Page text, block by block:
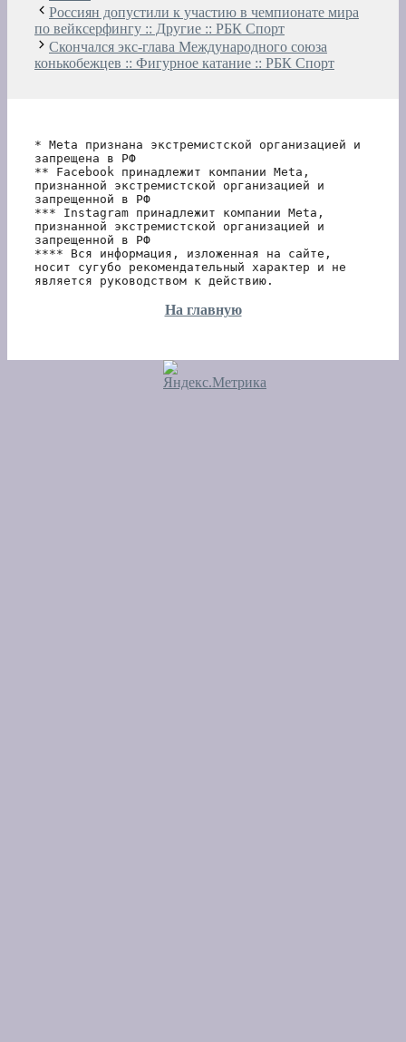
Россиян допустили к участию в чемпионате мира
по вейксерфингу :: Другие :: РБК Спорт
Скончался экс-глава Международного союза
конькобежцев :: Фигурное катание :: РБК Спорт
* Meta признана экстремистской организацией и
запрещена в РФ
** Facebook принадлежит компании Meta,
признанной экстремистской организацией и
запрещенной в РФ
*** Instagram принадлежит компании Meta,
признанной экстремистской организацией и
запрещенной в РФ
**** Вся информация, изложенная на сайте,
носит сугубо рекомендательный характер и не
является руководством к действию.
На главную